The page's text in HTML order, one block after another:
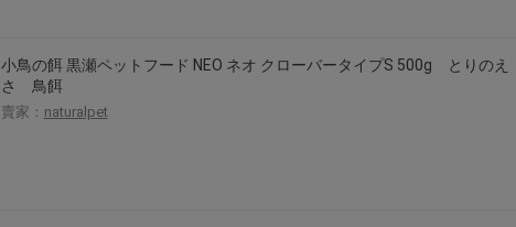
小鳥の餌 黒瀬ペットフード NEO ネオ クローバータイプS 500g とりのえ
さ 鳥餌
賣家： naturalpet